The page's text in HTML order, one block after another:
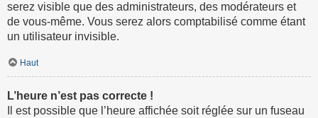
serez visible que des administrateurs, des modérateurs et
de vous-même. Vous serez alors comptabilisé comme étant
un utilisateur invisible.
Haut
L’heure n’est pas correcte !
Il est possible que l’heure affichée soit réglée sur un fuseau